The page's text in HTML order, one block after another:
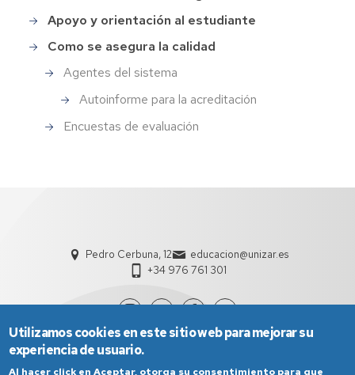
Apoyo y orientación al estudiante
Como se asegura la calidad
Agentes del sistema
Autoinforme para la acreditación
Encuestas de evaluación
Pedro Cerbuna, 12
educacion@unizar.es
+34 976 761 301
Utilizamos cookies en este sitio web para mejorar su
experiencia de usuario.
Al hacer click en Aceptar, otorga su consentimiento para que